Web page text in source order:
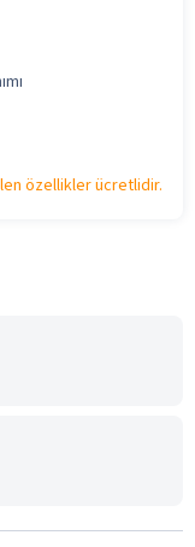
özellikler ücretlidir.